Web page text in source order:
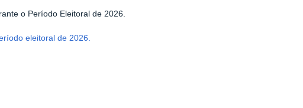
o Período Eleitoral de 2026.
eleitoral de 2026.